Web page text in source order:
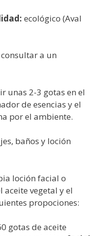
ecológico (Aval
a un
unas 2-3 gotas en el
de esencias y el
por el ambiente.
baños y loción
loción facial o
aceite vegetal y el
propociones:
gotas de aceite